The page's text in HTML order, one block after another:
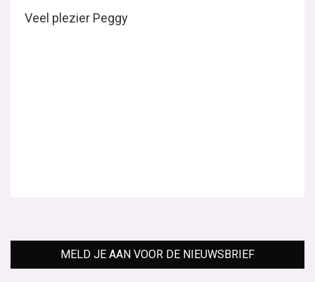
Veel plezier Peggy
MELD JE AAN VOOR DE NIEUWSBRIEF